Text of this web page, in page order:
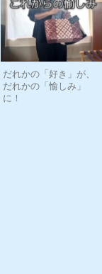
だれかの「好き」が、
だれかの「愉しみ」
に！